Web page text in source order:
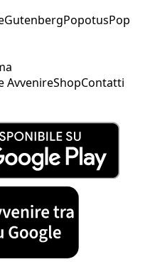
GutenbergPopotusPop
AvvenireShopContatti